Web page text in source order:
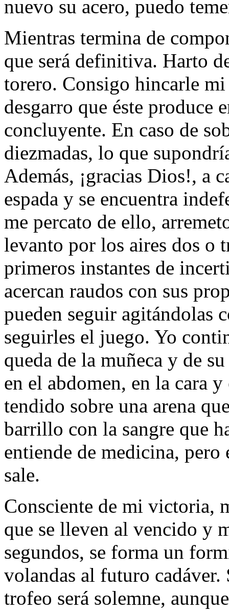
nuevo su acero, puedo
Mientras termina de
que será definitiva. Harto
torero. Consigo hincarle
desgarro que éste produce
concluyente. En caso de
diezmadas, lo que
Además, ¡gracias Dios!, a
espada y se encuentra
me percato de ello,
levanto por los aires dos o
primeros instantes de
acercan raudos con sus
pueden seguir agitándolas
seguirles el juego. Yo
queda de la muñeca y de
en el abdomen, en la cara
tendido sobre una arena
barrillo con la sangre que
entiende de medicina, pero
sale.
Consciente de mi victoria,
que se lleven al vencido y
segundos, se forma un
volandas al futuro
trofeo será solemne,